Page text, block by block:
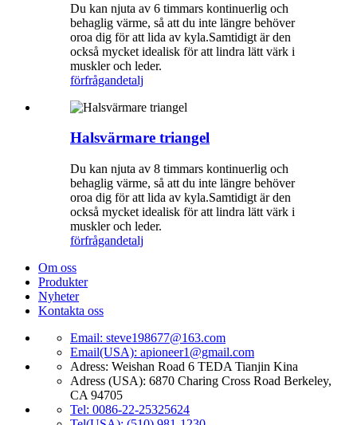
Du kan njuta av 6 timmars kontinuerlig och
behaglig värme, så att du inte längre behöver
oroa dig för att lida av kyla.Samtidigt är den
också mycket idealisk för att lindra lätt värk i
muskler och leder.
förfrågandetalj
Halsvärmare triangel
Du kan njuta av 8 timmars kontinuerlig och
behaglig värme, så att du inte längre behöver
oroa dig för att lida av kyla.Samtidigt är den
också mycket idealisk för att lindra lätt värk i
muskler och leder.
förfrågandetalj
Om oss
Produkter
Nyheter
Kontakta oss
Email: steve198677@163.com
Email(USA): apioneer1@gmail.com
Adress: Weishan Road 6 TEDA Tianjin Kina
Adress (USA): 6870 Charing Cross Road Berkeley,
CA 94705
Tel: 0086-22-25325624